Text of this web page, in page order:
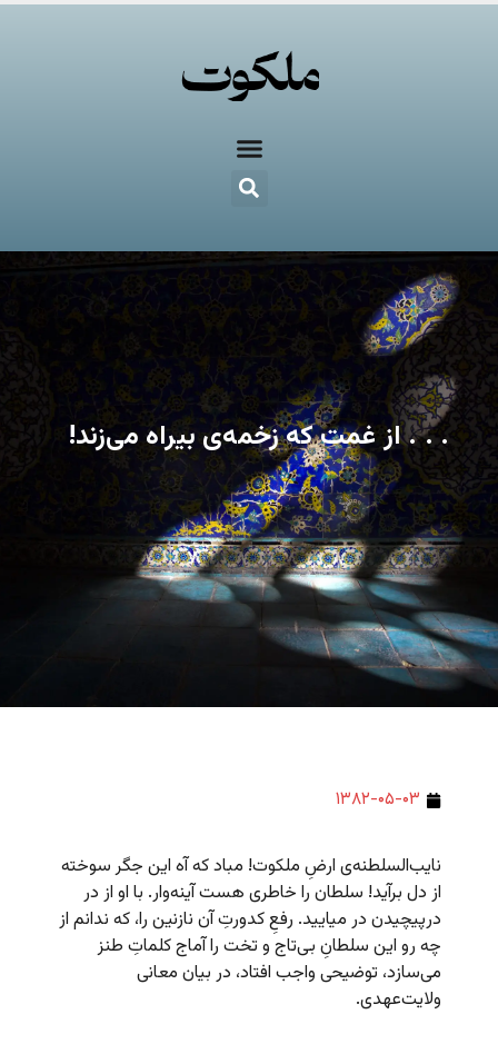
. . . از غمت که زخمه‌ی بیراه می‌زند!
۱۳۸۲-۰۵-۰۳
نایب‌السلطنه‌ی ارضِ ملکوت! مباد که آه این جگر سوخته
از دل برآید! سلطان را خاطری هست آینه‌وار. با او از در
درپیچیدن در میایید. رفعِ کدورتِ آن نازنین را، که ندانم از
چه رو این سلطانِ بی‌تاج و تخت را آماج کلماتِ طنز
می‌سازد، توضیحی واجب افتاد، در بیان معانی
ولایت‌عهدی.